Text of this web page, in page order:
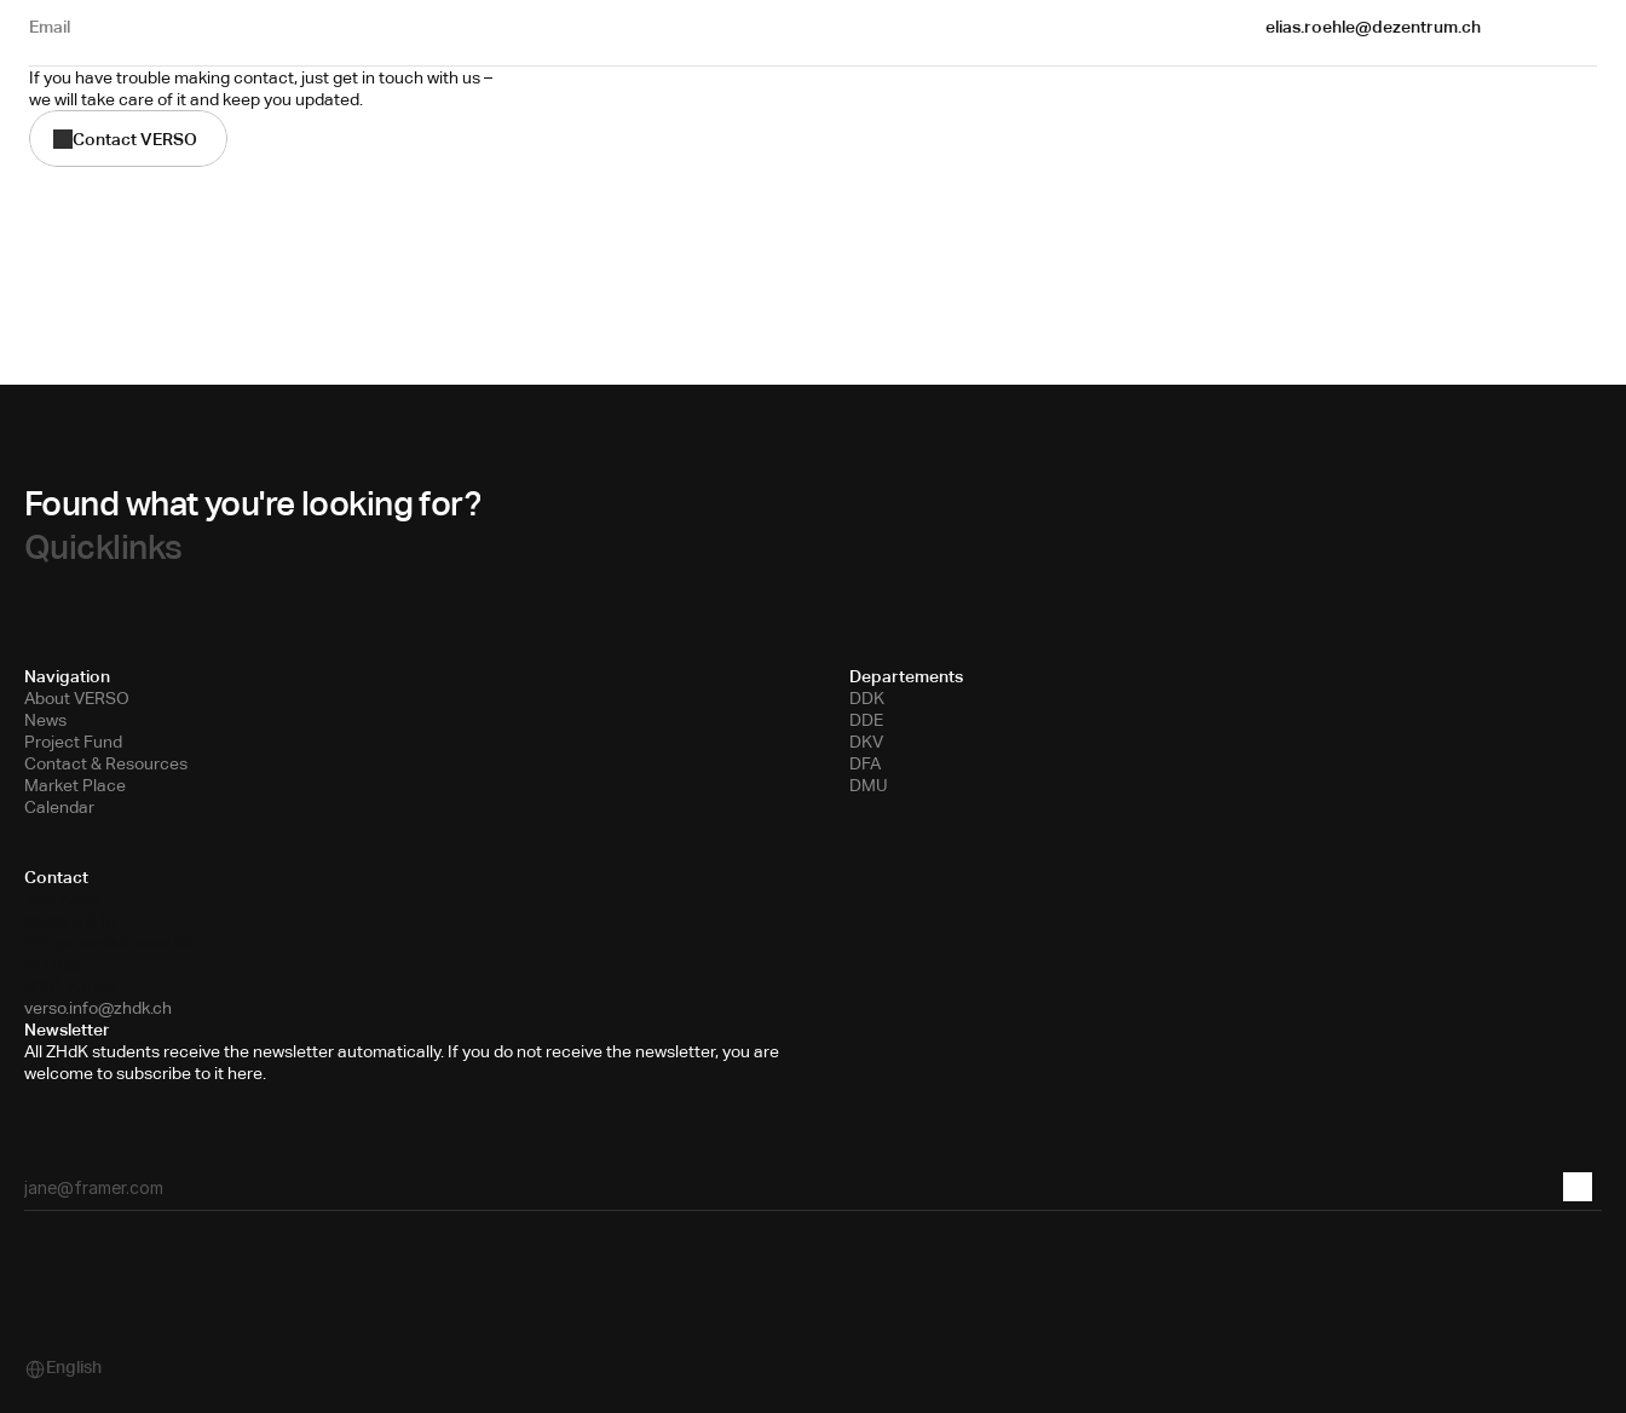
Email elias.roehle@dezentrum.ch
If you have trouble making contact, just get in touch with us –
we will take care of it and keep you updated.
Contact VERSO
Found what you're looking for?
Quicklinks
Navigation
About VERSO
News
Project Fund
Contact & Resources
Market Place
Calendar
Departements
DDK
DDE
DKV
DFA
DMU
Contact
verso.info@zhdk.ch
Newsletter
All ZHdK students receive the newsletter automatically. If you do not receive the newsletter, you are
welcome to subscribe to it here.
Select Language
English